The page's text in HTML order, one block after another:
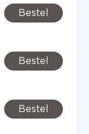
Bestel
Bestel
Bestel